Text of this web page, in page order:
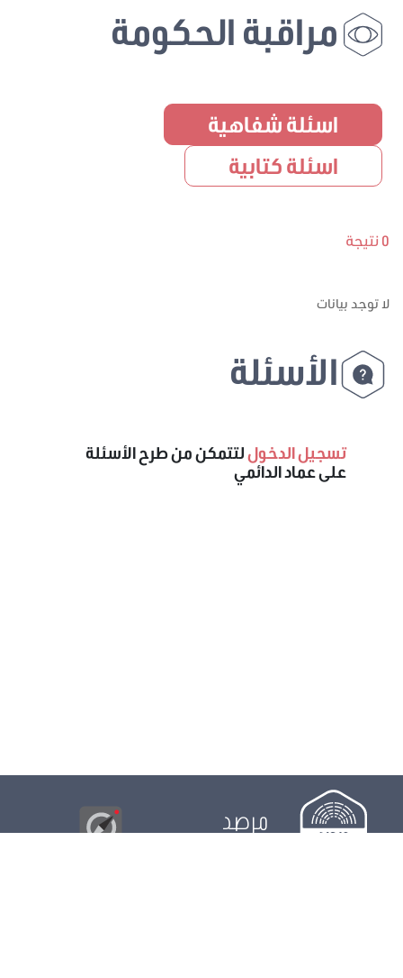
مراقبة الحكومة
اسئلة شفاهية
اسئلة كتابية
0 نتيجة
لا توجد بيانات
الأسئلة
تسجيل الدخوللتتمكن من طرح الأسئلة
على عماد الدائمي
مرصد